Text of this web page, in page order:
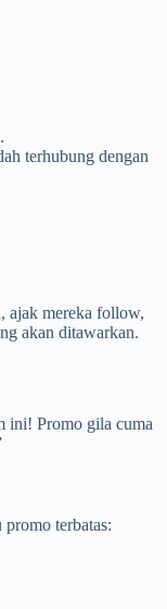
terhubung dengan
ajak mereka follow,
akan ditawarkan.
ini! Promo gila cuma
terbatas: